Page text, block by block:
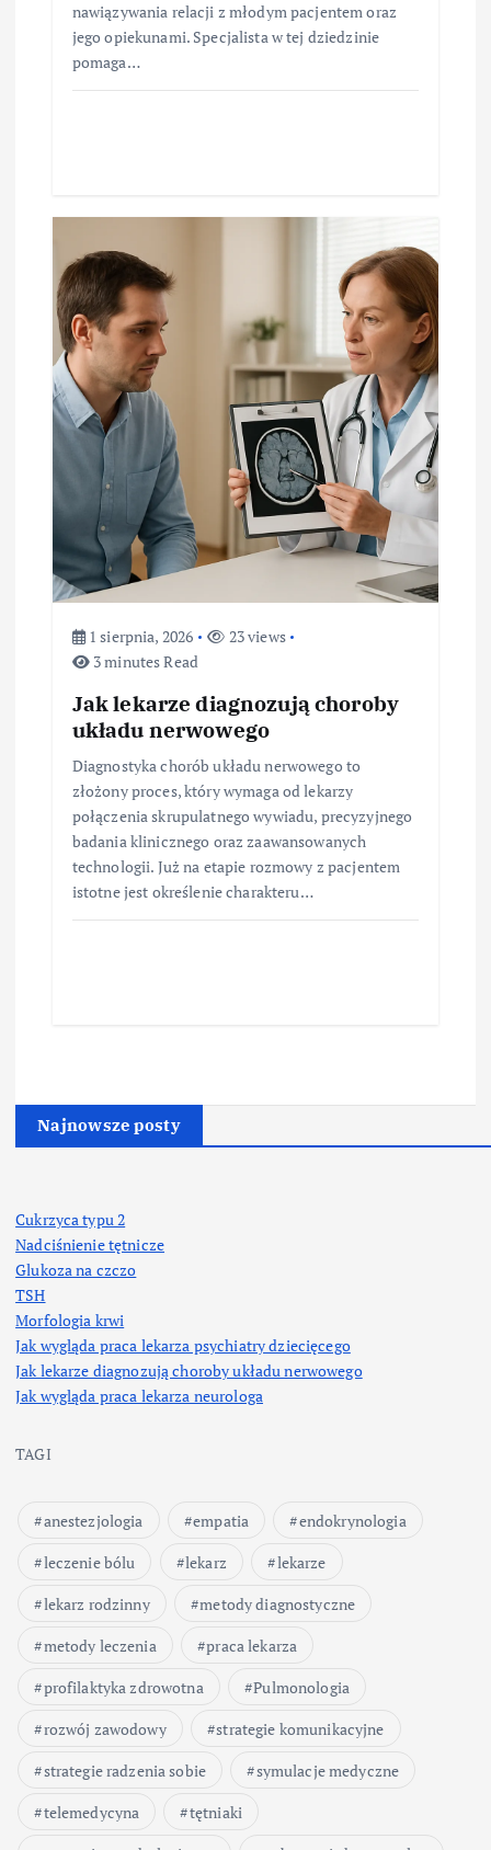
nawiązywania relacji z młodym pacjentem oraz
jego opiekunami. Specjalista w tej dziedzinie
pomaga…
1 sierpnia, 2026
23 views
3 minutes Read
Jak lekarze diagnozują choroby
układu nerwowego
Diagnostyka chorób układu nerwowego to
złożony proces, który wymaga od lekarzy
połączenia skrupulatnego wywiadu, precyzyjnego
badania klinicznego oraz zaawansowanych
technologii. Już na etapie rozmowy z pacjentem
istotne jest określenie charakteru…
Najnowsze posty
Cukrzyca typu 2
Nadciśnienie tętnicze
Glukoza na czczo
TSH
Morfologia krwi
Jak wygląda praca lekarza psychiatry dziecięcego
Jak lekarze diagnozują choroby układu nerwowego
Jak wygląda praca lekarza neurologa
TAGI
anestezjologia empatia
endokrynologia
leczenie bólu
lekarz
lekarze
lekarz rodzinny
metody diagnostyczne
metody leczenia
praca lekarza
profilaktyka zdrowotna
Pulmonologia
rozwój zawodowy
strategie komunikacyjne
strategie radzenia sobie
symulacje medyczne
telemedycyna
tętniaki